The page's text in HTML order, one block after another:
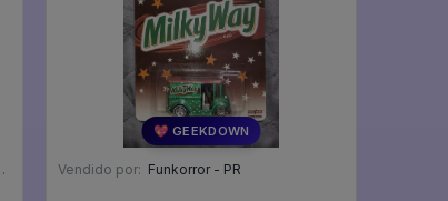
💖 GEEKDOWN
Vendido por: Funkorror - PR